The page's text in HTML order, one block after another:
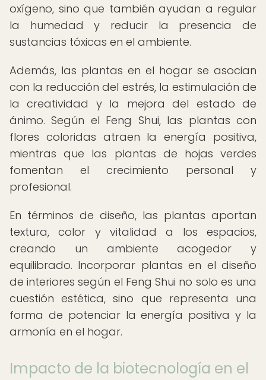
oxígeno, sino que también ayudan a regular
la humedad y reducir la presencia de
sustancias tóxicas en el ambiente.
Además, las plantas en el hogar se asocian
con la reducción del estrés, la estimulación de
la creatividad y la mejora del estado de
ánimo. Según el Feng Shui, las plantas con
flores coloridas atraen la energía positiva,
mientras que las plantas de hojas verdes
fomentan el crecimiento personal y
profesional.
En términos de diseño, las plantas aportan
textura, color y vitalidad a los espacios,
creando un ambiente acogedor y
equilibrado. Incorporar plantas en el diseño
de interiores según el Feng Shui no solo es una
cuestión estética, sino que representa una
forma de potenciar la energía positiva y la
armonía en el hogar.
Impacto de la biotecnología en el